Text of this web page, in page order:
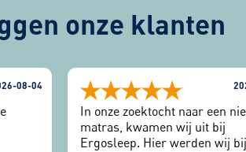
onze klanten
08-04
In onze zoektocht naar een
matras, kwamen wij uit bij
Ergosleep. Hier werden wij bij